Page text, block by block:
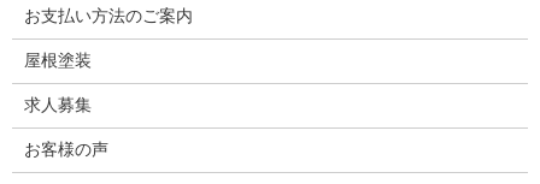
お支払い方法のご案内
屋根塗装
求人募集
お客様の声